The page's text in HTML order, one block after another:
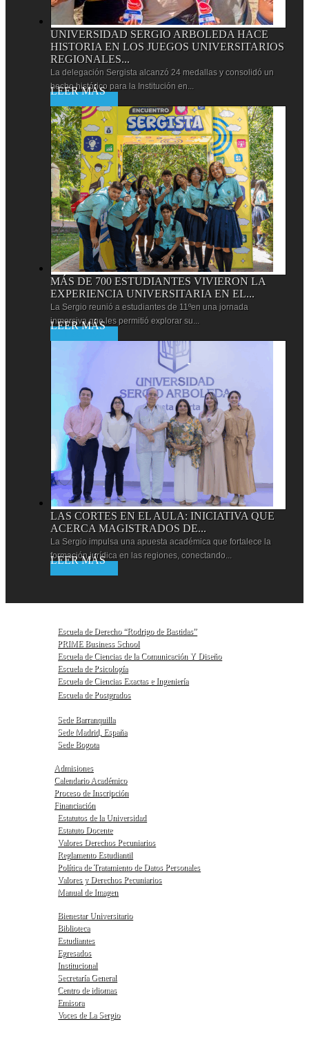
UNIVERSIDAD SERGIO ARBOLEDA HACE
HISTORIA EN LOS JUEGOS UNIVERSITARIOS
REGIONALES...
La delegación Sergista alcanzó 24 medallas y consolidó un
hecho histórico para la Institución en...
MÁS DE 700 ESTUDIANTES VIVIERON LA
EXPERIENCIA UNIVERSITARIA EN EL...
La Sergio reunió a estudiantes de 11ºen una jornada
inmersiva que les permitió explorar su...
LAS CORTES EN EL AULA: INICIATIVA QUE
ACERCA MAGISTRADOS DE...
La Sergio impulsa una apuesta académica que fortalece la
formación jurídica en las regiones, conectando...
Escuela de Derecho “Rodrigo de Bastidas”
PRIME Business School
Escuela de Ciencias de la Comunicación Y Diseño
Escuela de Psicología
Escuela de Ciencias Exactas e Ingeniería
Escuela de Postgrados
Sede Barranquilla
Sede Madrid, España
Sede Bogota
Admisiones
Calendario Académico
Proceso de Inscripción
Financiación
Estatutos de la Universidad
Estatuto Docente
Valores Derechos Pecuniarios
Reglamento Estudiantil
Política de Tratamiento de Datos Personales
Valores y Derechos Pecuniarios
Manual de Imagen
Bienestar Universitario
Biblioteca
Estudiantes
Egresados
Institucional
Secretaría General
Centro de idiomas
Emisora
Voces de La Sergio